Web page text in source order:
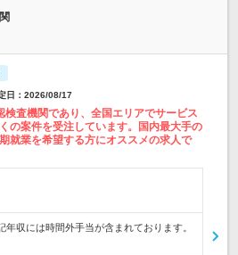
日：2026/08/17
査機関であり、全国エリアでサービス
の案件を受注しています。国内最大手の
就業を希望する方にオススメの求人で
収には時間外手当が含まれております。